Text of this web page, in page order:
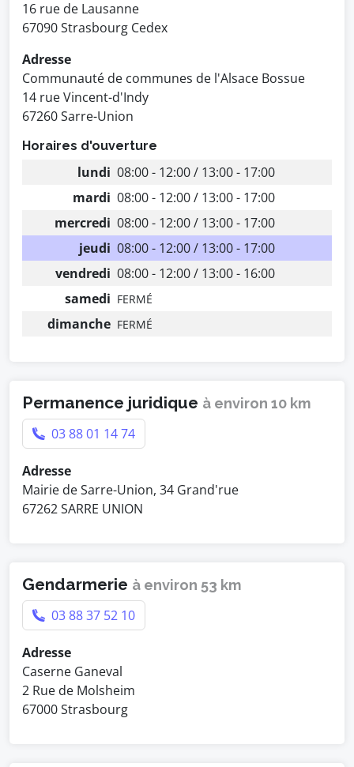
16 rue de Lausanne
67090 Strasbourg Cedex
Adresse
Communauté de communes de l'Alsace Bossue
14 rue Vincent-d'Indy
67260 Sarre-Union
Horaires d'ouverture
lundi 08:00 - 12:00 / 13:00 - 17:00
mardi 08:00 - 12:00 / 13:00 - 17:00
mercredi 08:00 - 12:00 / 13:00 - 17:00
jeudi 08:00 - 12:00 / 13:00 - 17:00
vendredi 08:00 - 12:00 / 13:00 - 16:00
samedi FERMÉ
dimanche FERMÉ
Permanence juridique à environ 10 km
03 88 01 14 74
Adresse
Mairie de Sarre-Union, 34 Grand'rue
67262 SARRE UNION
Gendarmerie à environ 53 km
03 88 37 52 10
Adresse
Caserne Ganeval
2 Rue de Molsheim
67000 Strasbourg